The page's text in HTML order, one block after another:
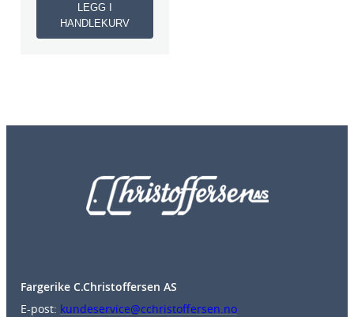
LEGG I
HANDLEKURV
Fargerike C.Christoffersen AS
E-post: kundeservice@cchristoffersen.no